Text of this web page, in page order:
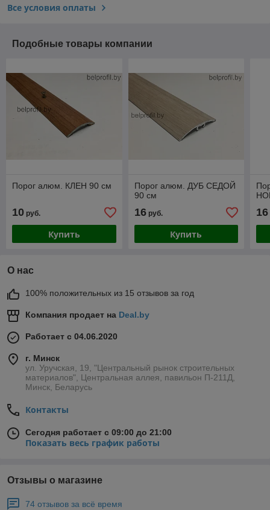
Все условия оплаты
Подобные товары компании
Порог алюм. КЛЕН 90 см
10 руб.
Купить
Порог алюм. ДУБ СЕДОЙ
90 см
16руб.
Купить
16
О нас
100% положительных из 15 отзывов за год
Компания продает на Deal.by
Работает с 04.06.2020
г. Минск
ул. Уручская, 19, "Центральный рынок строительных
материалов", Центральная аллея, павильон П-211Д,
Минск, Беларусь
Контакты
Сегодня работает с 09:00 до 21:00
Показать весь график работы
Отзывы о магазине
74 отзывов за всё время